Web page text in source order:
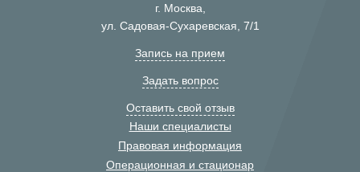
г. Москва,
ул. Садовая-Сухаревская, 7/1
Запись на прием
Задать вопрос
Оставить свой отзыв
Наши специалисты
Правовая информация
Операционная и стационар